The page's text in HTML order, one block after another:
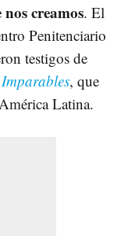
creamos. El
Penitenciario
testigos de
Imparables, que
Latina.